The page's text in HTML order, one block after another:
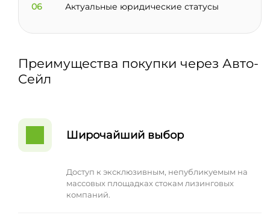
06 Актуальные юридические статусы
Преимущества покупки через Авто-
Сейл
Широчайший выбор
Доступ к эксклюзивным, непубликуемым на
массовых площадках стокам лизинговых
компаний.